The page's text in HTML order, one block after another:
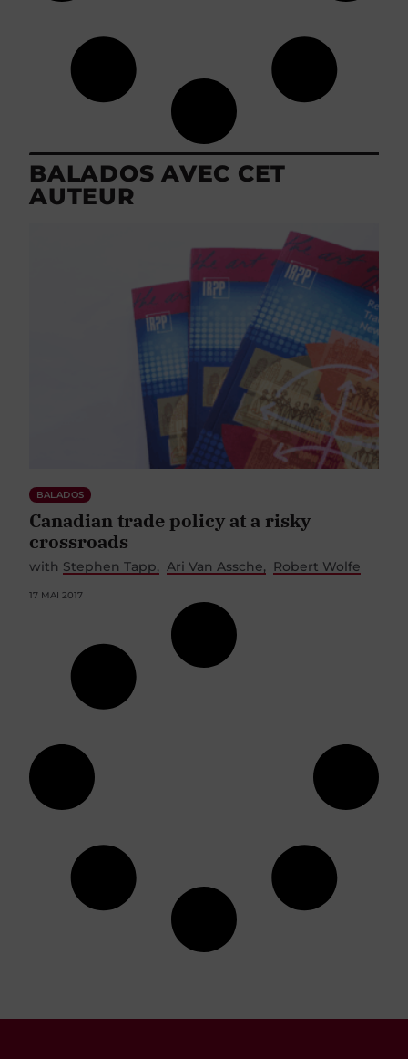
BALADOS AVEC CET
AUTEUR
BALADOS
Canadian trade policy at a risky
crossroads
with Stephen Tapp Ari Van Assche Robert Wolfe
17 MAI 2017